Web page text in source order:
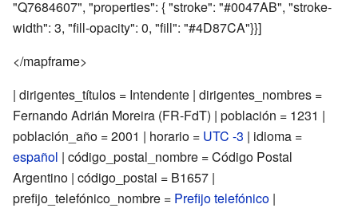
"Q7684607", "properties": { "stroke": "#0047AB", "stroke-
width": 3, "fill-opacity": 0, "fill": "#4D87CA"}}]
</mapframe>
| dirigentes_títulos = Intendente | dirigentes_nombres =
Fernando Adrián Moreira (FR-FdT) | población = 1231 |
población_año = 2001 | horario = UTC -3 | idioma =
español | código_postal_nombre = Código Postal
Argentino | código_postal = B1657 |
prefijo_telefónico_nombre = Prefijo telefónico |